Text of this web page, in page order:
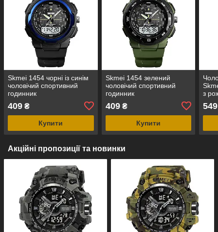
Skmei 1454 чорні із синім
чоловічий спортивний
годинник
409 ₴
Купити
Skmei 1454 зелений
чоловічий спортивний
годинник
409₴
Купити
з
549
Акційні пропозиції та новинки